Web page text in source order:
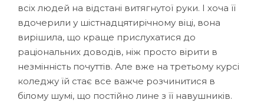
всіх людей на відстані витягнутої руки. І хоча її
вдочерили у шістнадцятирічному віці, вона
вирішила, що краще прислухатися до
раціональних доводів, ніж просто вірити в
незмінність почуттів. Але вже на третьому курсі
коледжу їй стає все важче розчинитися в
білому шумі, що постійно лине з її навушників.